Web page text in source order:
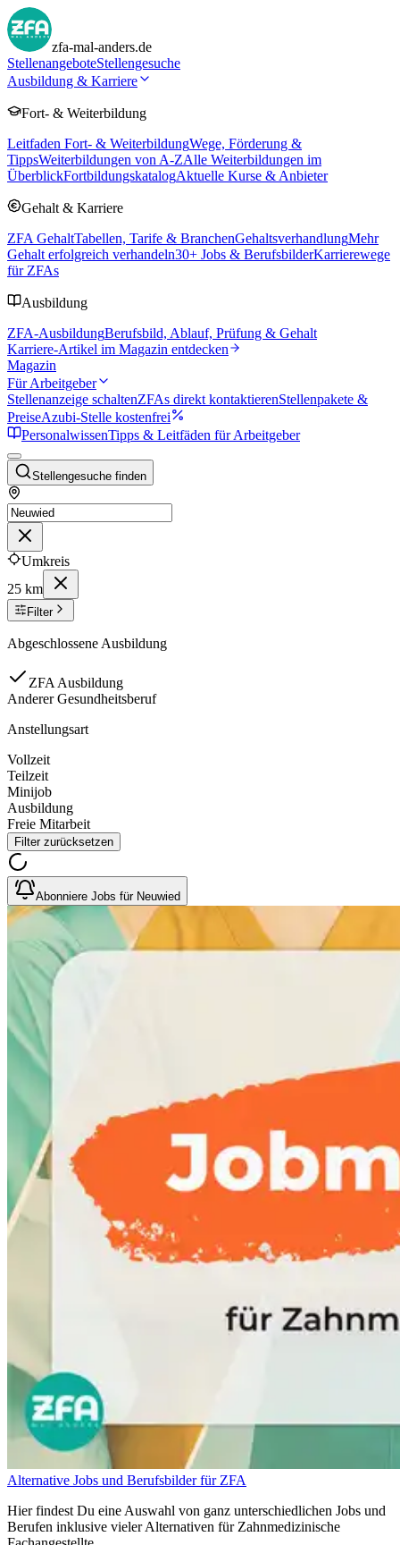
zfa-mal-anders.de
StellenangeboteStellengesuche
Ausbildung & Karriere
Fort- & Weiterbildung
Leitfaden Fort- & WeiterbildungWege, Förderung &
TippsWeiterbildungen von A-ZAlle Weiterbildungen im
ÜberblickFortbildungskatalogAktuelle Kurse & Anbieter
Gehalt & Karriere
ZFA GehaltTabellen, Tarife & BranchenGehaltsverhandlungMehr
Gehalt erfolgreich verhandeln30+ Jobs & BerufsbilderKarrierewege
für ZFAs
Ausbildung
ZFA-AusbildungBerufsbild, Ablauf, Prüfung & Gehalt
Karriere-Artikel im Magazin entdecken
Magazin
Für Arbeitgeber
Stellenanzeige schaltenZFAs direkt kontaktierenStellenpakete &
PreiseAzubi-Stelle kostenfrei
PersonalwissenTipps & Leitfäden für Arbeitgeber
Stellengesuche finden
Umkreis
25 km
Filter
Abgeschlossene Ausbildung
ZFA Ausbildung
Anderer Gesundheitsberuf
Anstellungsart
Vollzeit
Teilzeit
Minijob
Ausbildung
Freie Mitarbeit
Filter zurücksetzen
Abonniere Jobs für Neuwied
Alternative Jobs und Berufsbilder für ZFA
Hier findest Du eine Auswahl von ganz unterschiedlichen Jobs und
Berufen inklusive vieler Alternativen für Zahnmedizinische